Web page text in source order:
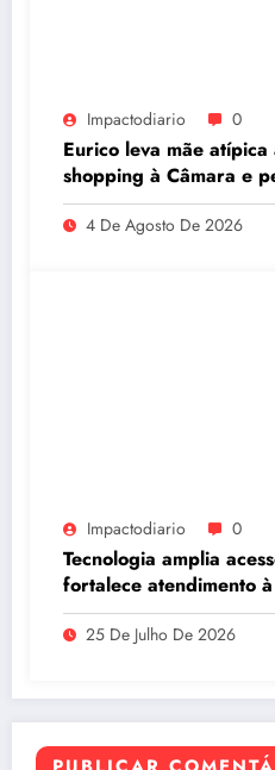
Impactodiario 0
Eurico leva mãe
shopping à Câmara e
dos estabelecimentos
autistas
4 De Agosto De 2026
Impactodiario 0
Tecnologia amplia
fortalece atendimento
ribeirinha de Manaus
25 De Julho De 2026